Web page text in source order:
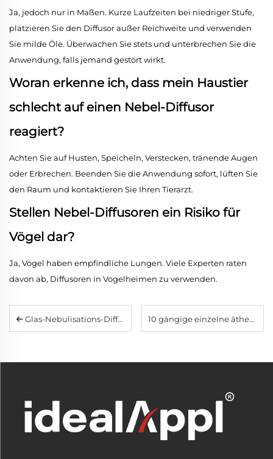
Ja, jedoch nur in Maßen. Kurze Laufzeiten bei niedriger Stufe,
platzieren Sie den Diffusor außer Reichweite und verwenden
Sie milde Öle. Überwachen Sie stets und unterbrechen Sie die
Anwendung, falls jemand gestört wirkt.
Woran erkenne ich, dass mein Haustier
schlecht auf einen Nebel-Diffusor
reagiert?
Achten Sie auf Husten, Speicheln, Verstecken, tränende Augen
oder Erbrechen. Beenden Sie die Anwendung sofort, lüften Sie
den Raum und kontaktieren Sie Ihren Tierarzt.
Stellen Nebel-Diffusoren ein Risiko für
Vögel dar?
Ja, Vögel haben empfindliche Lungen. Viele Experten raten
davon ab, Diffusoren in Vogelheimen zu verwenden.
Glas-Nebulisations-Diffusoren: Der ultimative Leitfaden für reine, unverdünnte Aromatherapie zu Hause 10 gängige einzelne ätherische Öle: Wirkungen & Anleitung zum Mischen für Heim-Diffusoren